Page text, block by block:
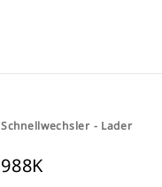
Schnellwechsler - Lader
988K